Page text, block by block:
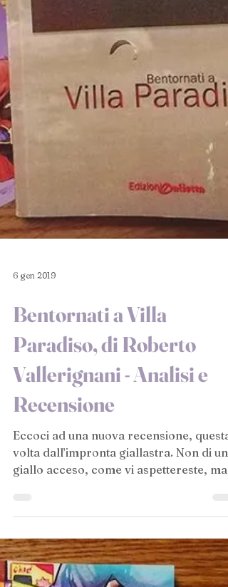
6 gen 2019
Bentornati a Villa
Paradiso, di Roberto
Vallerignani - Analisi e
Recensione
giallo acceso, come vi aspettereste, ma
un giallo...